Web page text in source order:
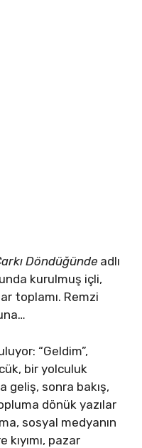
Döndüğünde adlı
kurulmuş içli,
toplamı. Remzi
“Geldim”,
bir yolculuk
geliş, sonra bakış,
dönük yazılar
sosyal medyanın
kıyımı, pazar